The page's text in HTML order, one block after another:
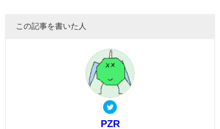
この記事を書いた人
PZR